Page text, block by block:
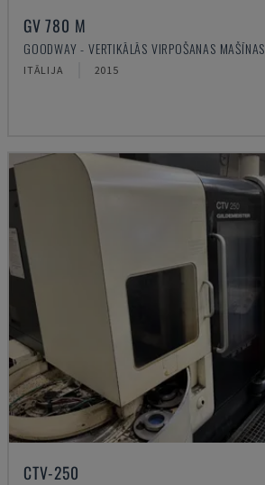
GV 780 M
GOODWAY - VERTIKĀLĀS VIRPOŠANAS MAŠĪNAS
ITĀLIJA 2015
CTV-250